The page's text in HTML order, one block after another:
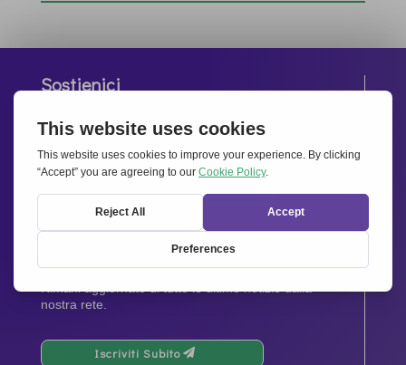
Sostienici
le attività, l’operatività e la diffusione dello spirito di
Dona Ora
Newsletter
nostra rete.
Iscriviti Subito